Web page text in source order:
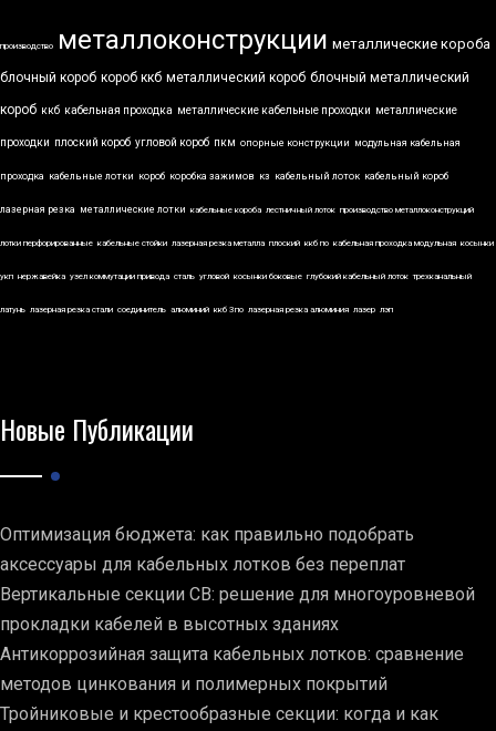
производство металлоконструкции металлические короба
блочный короб короб ккб металлический короб блочный металлический
короб ккб кабельная проходка металлические кабельные проходки металлические
проходки плоский короб угловой короб пкм опорные конструкции модульная кабельная
проходка кабельные лотки короб коробка зажимов кз кабельный лоток кабельный короб
лазерная резка металлические лотки кабельные короба лестничный лоток производство металлоконструкций
лотки перфорированные кабельные стойки лазерная резка металла плоский ккб по кабельная проходка модульная косынки
укп нержавейка узел коммутации привода сталь угловой косынки боковые глубокий кабельный лоток трехканальный
латунь лазерная резка стали соединитель алюминий ккб 3по лазерная резка алюминия лазер лэп
Новые Публикации
Оптимизация бюджета: как правильно подобрать
аксессуары для кабельных лотков без переплат
Вертикальные секции СВ: решение для многоуровневой
прокладки кабелей в высотных зданиях
Антикоррозийная защита кабельных лотков: сравнение
методов цинкования и полимерных покрытий
Тройниковые и крестообразные секции: когда и как